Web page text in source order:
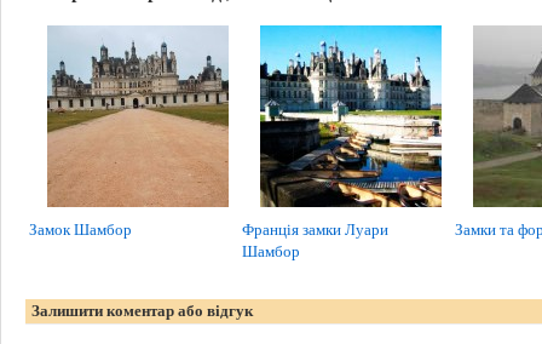
Замок Шамбор
Франція замки Луари
Шамбор
Замки та
Залишити коментар або відгук